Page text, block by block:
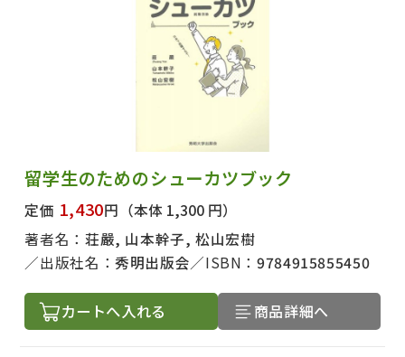
留学生のためのシューカツブック
定価 1,430円 （本体 1,300 円）
著者名： 荘嚴, 山本幹子, 松山宏樹
出版社名：秀明出版会 ISBN：9784915855450
カートへ入れる 商品詳細へ